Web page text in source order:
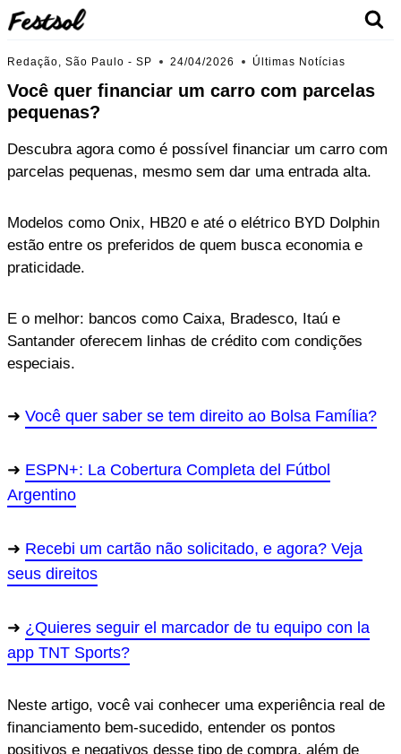
Skip
to
content
Redação, São Paulo - SP 24/04/2026 Últimas Notícias
Você quer financiar um carro com parcelas
pequenas?
Descubra agora como é possível financiar um carro com
parcelas pequenas, mesmo sem dar uma entrada alta.
Modelos como Onix, HB20 e até o elétrico BYD Dolphin
estão entre os preferidos de quem busca economia e
praticidade.
E o melhor: bancos como Caixa, Bradesco, Itaú e
Santander oferecem linhas de crédito com condições
especiais.
Você quer saber se tem direito ao Bolsa Família?
ESPN+: La Cobertura Completa del Fútbol
Argentino
Recebi um cartão não solicitado, e agora? Veja
seus direitos
¿Quieres seguir el marcador de tu equipo con la
app TNT Sports?
Neste artigo, você vai conhecer uma experiência real de
financiamento bem-sucedido, entender os pontos
positivos e negativos desse tipo de compra, além de